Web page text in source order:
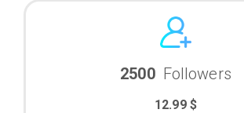
2500 Followers
12.99 $